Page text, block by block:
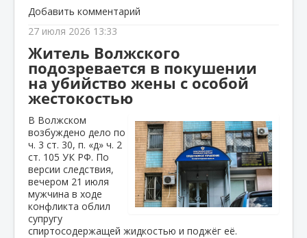
Добавить комментарий
27 июля 2026 13:33
Житель Волжского
подозревается в покушении
на убийство жены с особой
жестокостью
В Волжском
возбуждено дело по
ч. 3 ст. 30, п. «д» ч. 2
ст. 105 УК РФ. По
версии следствия,
вечером 21 июля
мужчина в ходе
конфликта облил
супругу
спиртосодержащей жидкостью и поджёг её.